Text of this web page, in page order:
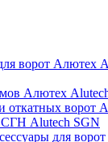
ворот Алютех
Алютех
откатных
Alutech SGN
для